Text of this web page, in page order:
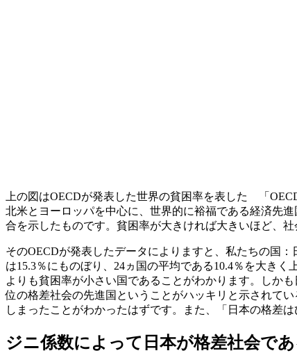
上の図はOECDが発表した世界の貧困率を表した 「OECD
北米とヨーロッパを中心に、世界的に裕福である経済先
合を示したものです。貧困率が大きければ大きいほど、
そのOECDが発表したデータによりますと、私たちの国
は15.3％にものぼり、24ヵ国の平均である10.4％を大き
よりも貧困率が小さい国であることがわかります。しか
位の格差社会の先進国ということがハッキリと示されて
しまったことがわかったはずです。また、「日本の格差
ジニ係数によって日本が格差社会で